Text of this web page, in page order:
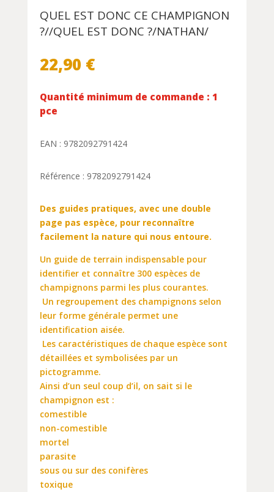
QUEL EST DONC CE CHAMPIGNON
?//QUEL EST DONC ?/NATHAN/
22,90 €
Quantité minimum de commande : 1
pce
EAN : 9782092791424
Référence : 9782092791424
Des guides pratiques, avec une double
page pas espèce, pour reconnaître
facilement la nature qui nous entoure.
Un guide de terrain indispensable pour
identifier et connaître 300 espèces de
champignons parmi les plus courantes.
 Un regroupement des champignons selon
leur forme générale permet une
identification aisée.
 Les caractéristiques de chaque espèce sont
détaillées et symbolisées par un
pictogramme.
Ainsi d’un seul coup d’il, on sait si le
champignon est :
comestible
non-comestible
mortel
parasite
sous ou sur des conifères
toxique